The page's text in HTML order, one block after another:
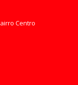
Centro